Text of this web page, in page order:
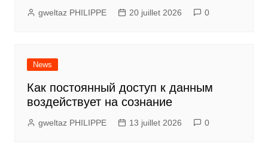
gweltaz PHILIPPE 20 juillet 2026 0
News
Как постоянный доступ к данным
воздействует на сознание
gweltaz PHILIPPE 13 juillet 2026 0